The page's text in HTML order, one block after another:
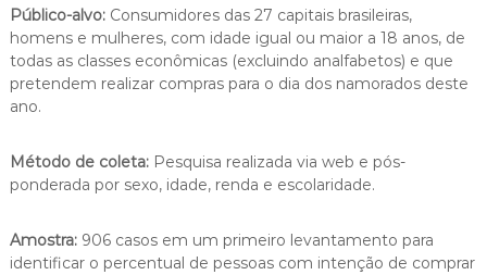
Público-alvo:Consumidores das 27 capitais brasileiras,
homens e mulheres, com idade igual ou maior a 18 anos, de
todas as classes econômicas (excluindo analfabetos) e que
pretendem realizar compras para o dia dos namorados deste
ano.
Método de coleta:Pesquisa realizada via web e pós-
ponderada por sexo, idade, renda e escolaridade.
Amostra: 906 casos em um primeiro levantamento para
identificar o percentual de pessoas com intenção de comprar